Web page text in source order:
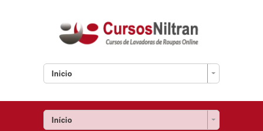
Inicio
Início